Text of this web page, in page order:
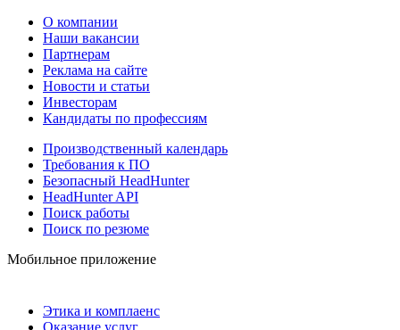
О компании
Наши вакансии
Партнерам
Реклама на сайте
Новости и статьи
Инвесторам
Кандидаты по профессиям
Производственный календарь
Требования к ПО
Безопасный HeadHunter
HeadHunter API
Поиск работы
Поиск по резюме
Мобильное приложение
Этика и комплаенс
Оказание услуг